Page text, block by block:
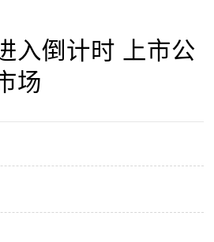
入倒计时 上市公
场